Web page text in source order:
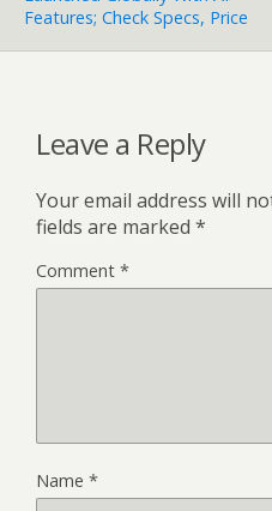
Features; Check Specs, Price
Leave a Reply
Your email address will
fields are marked *
Comment *
Name *